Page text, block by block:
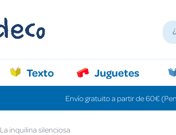
Texto Juguetes
Envío gratuito a partir de 60€
La inquilina silenciosa